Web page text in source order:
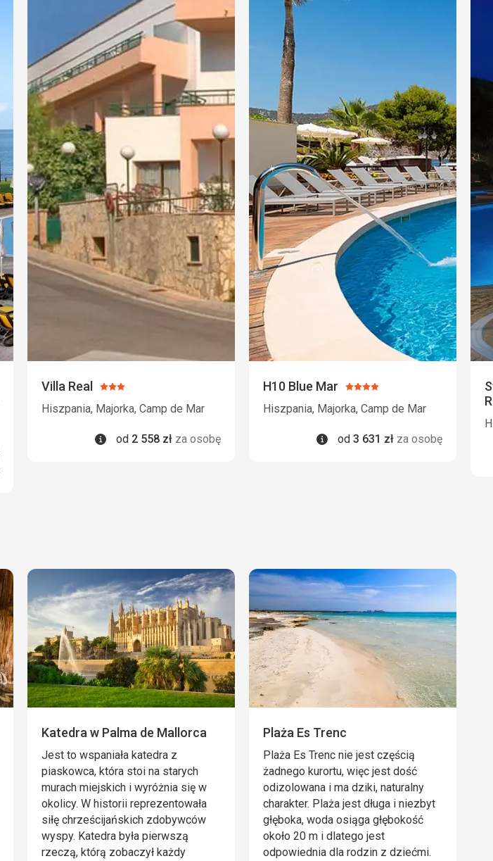
Villa Real
Ocena:
3/5
Hiszpania, Majorka, Camp de Mar
Informacje
od 2 558 zł za osobę
H10 Blue Mar Ocena:
4/5
Hiszpania, Majorka, Camp de Mar
Informacje
od 3 631 zł za osobę
Katedra w Palma de Mallorca
Jest to wspaniała katedra z
piaskowca, która stoi na starych
murach miejskich i wyróżnia się w
okolicy. W historii reprezentowała
siłę chrześcijańskich zdobywców
wyspy. Katedra była pierwszą
rzeczą, którą zobaczył każdy
Plaża Es Trenc
Plaża Es Trenc nie jest częścią
żadnego kurortu, więc jest dość
odizolowana i ma dziki, naturalny
charakter. Plaża jest długa i niezbyt
głęboka, woda osiąga głębokość
około 20 m i dlatego jest
odpowiednia dla rodzin z dziećmi.